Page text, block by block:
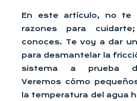
En este artículo, no te
razones para
conoces. Te voy a dar
para desmantelar la
sistema a prueba
Veremos cómo
la temperatura del agua